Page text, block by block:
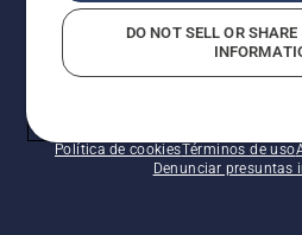
© Husqvarna AB (publ).
Política de cookiesTérminos de uso
Denunciar presuntas
DO NOT SELL OR